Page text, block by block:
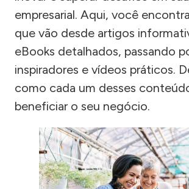
empresarial. Aqui, você
que vão desde artigos
eBooks detalhados, passando
inspiradores e vídeos práticos.
como cada um desses
beneficiar o seu negócio.